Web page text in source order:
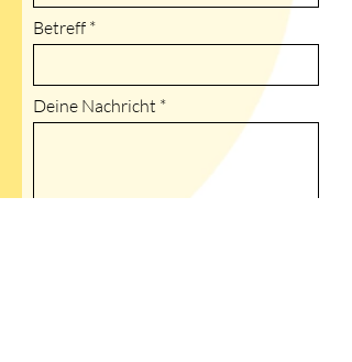
Betreff
Deine Nachricht